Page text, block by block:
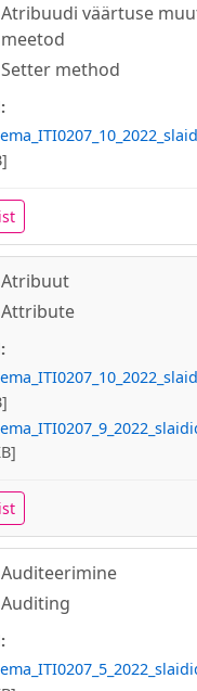
Atribuudi väärtuse
meetod
Setter method
Atribuut
Attribute
Auditeerimine
Auditing